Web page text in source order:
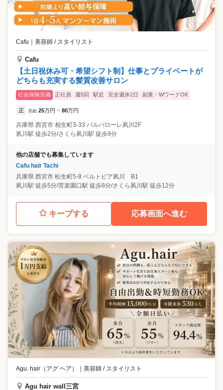
Cafu ｜ 美容師 / スタイリスト
Cafu
【土日祝休み可・希望シフト制】仕事とプライベートが
どちらも充実する髪質改善サロン
社会保険完備 正社員 週5回 駅近 完全週休2日 副業・WワークOK
正 月給 25万円 ~ 80万円
兵庫県 西宮市 相生町3-33 パルパローレ夙川2F
夙川駅 徒歩2分/さくら夙川駅 徒歩9分
他の店舗でも募集しています
Cafu hair Tachi
兵庫県 西宮市 松生町5-8 ベルトピア夙川 B1
夙川駅 徒歩5分/苦楽園口駅 徒歩8分/さくら夙川駅 徒歩12分
キープする 応募画面へ進む
Agu. hair（アグ ヘア） 美容師 / スタイリスト
Agu hair wall三宮